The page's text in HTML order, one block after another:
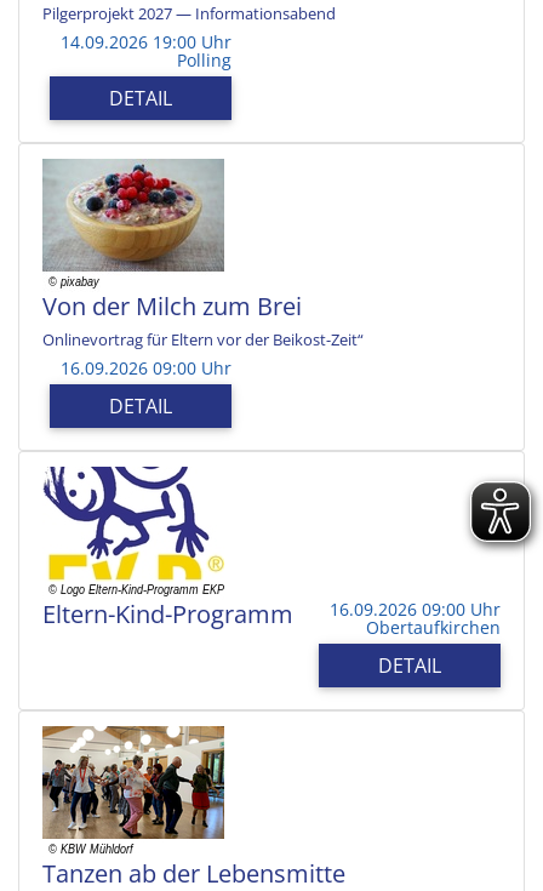
Pilgerprojekt 2027 — Informationsabend
14.09.2026 19:00 Uhr
Polling
DETAIL
Von der Milch zum Brei
Onlinevortrag für Eltern vor der Beikost-Zeit“
16.09.2026 09:00 Uhr
DETAIL
Eltern-Kind-Programm 16.09.2026 09:00 Uhr
Obertaufkirchen
DETAIL
Tanzen ab der Lebensmitte